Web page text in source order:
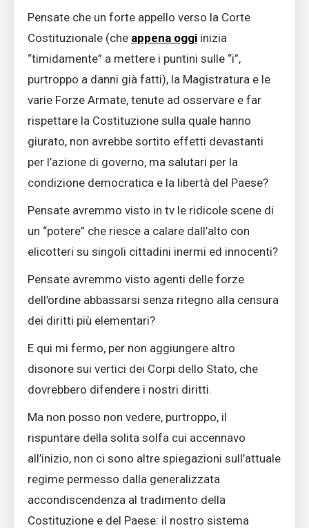
Pensate che un forte appello verso la Corte
Costituzionale (che appena oggi inizia
“timidamente” a mettere i puntini sulle “i”,
purtroppo a danni già fatti), la Magistratura e le
varie Forze Armate, tenute ad osservare e far
rispettare la Costituzione sulla quale hanno
giurato, non avrebbe sortito effetti devastanti
per l’azione di governo, ma salutari per la
condizione democratica e la libertà del Paese?
Pensate avremmo visto in tv le ridicole scene di
un “potere” che riesce a calare dall’alto con
elicotteri su singoli cittadini inermi ed innocenti?
Pensate avremmo visto agenti delle forze
dell’ordine abbassarsi senza ritegno alla censura
dei diritti più elementari?
E qui mi fermo, per non aggiungere altro
disonore sui vertici dei Corpi dello Stato, che
dovrebbero difendere i nostri diritti.
Ma non posso non vedere, purtroppo, il
rispuntare della solita solfa cui accennavo
all’inizio, non ci sono altre spiegazioni sull’attuale
regime permesso dalla generalizzata
accondiscendenza al tradimento della
Costituzione e del Paese: il nostro sistema